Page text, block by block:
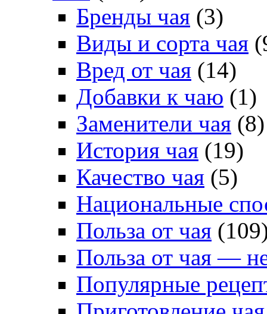
Бренды чая (3)
Виды и сорта чая
Вред от чая (14)
Добавки к чаю (1)
Заменители чая (8)
История чая (19)
Качество чая (5)
Национальные
Польза от чая
Польза от чая —
Популярные